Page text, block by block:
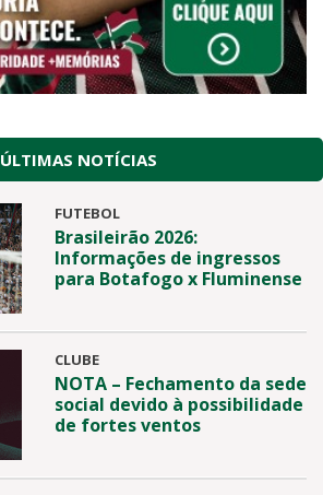
ÚLTIMAS NOTÍCIAS
FUTEBOL
Brasileirão 2026:
Informações de ingressos
para Botafogo x Fluminense
CLUBE
NOTA – Fechamento da sede
social devido à possibilidade
de fortes ventos